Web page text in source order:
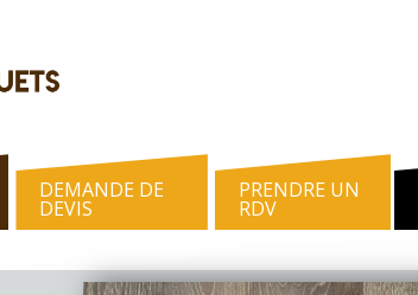
DEMANDE DE
DEVIS
PRENDRE UN
RDV